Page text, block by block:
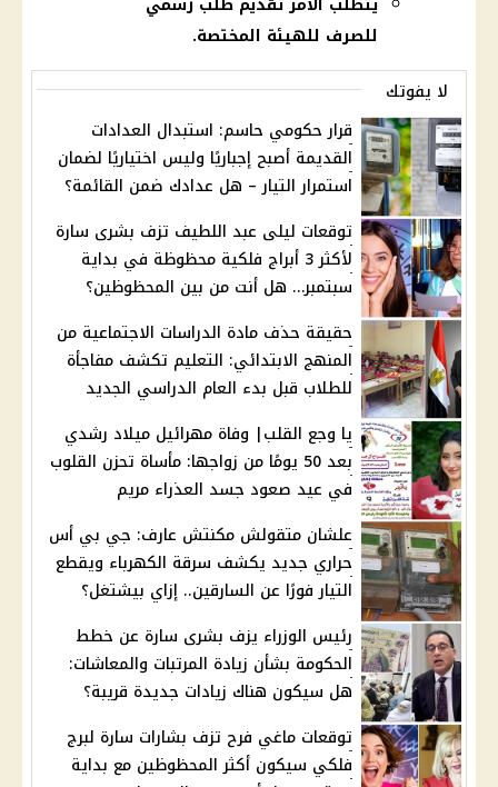
للصرف للهيئة المختصة.
لا يفوتك
قرار حكومي حاسم: استبدال العدادات
القديمة أصبح إجباريًا وليس اختياريًا لضمان
استمرار التيار – هل عدادك ضمن القائمة؟
توقعات ليلى عبد اللطيف تزف بشرى سارة
لأكثر 3 أبراج فلكية محظوظة في بداية
سبتمبر… هل أنت من بين المحظوظين؟
حقيقة حذف مادة الدراسات الاجتماعية من
المنهج الابتدائي: التعليم تكشف مفاجأة
للطلاب قبل بدء العام الدراسي الجديد
يا وجع القلب| وفاة مهرائيل ميلاد رشدي
بعد 50 يومًا من زواجها: مأساة تحزن القلوب
في عيد صعود جسد العذراء مريم
علشان متقولش مكنتش عارف: جي بي أس
حراري جديد يكشف سرقة الكهرباء ويقطع
التيار فورًا عن السارقين.. إزاي بيشتغل؟
رئيس الوزراء يزف بشرى سارة عن خطط
الحكومة بشأن زيادة المرتبات والمعاشات:
هل سيكون هناك زيادات جديدة قريبة؟
توقعات ماغي فرح تزف بشارات سارة لبرج
فلكي سيكون أكثر المحظوظين مع بداية